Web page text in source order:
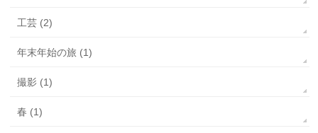
工芸 (2)
年末年始の旅 (1)
撮影 (1)
春 (1)